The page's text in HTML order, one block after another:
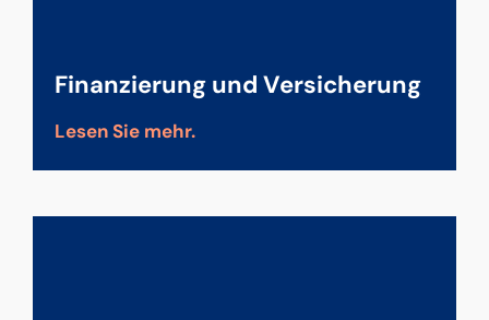
Finanzierung und Versicherung
Lesen Sie mehr.